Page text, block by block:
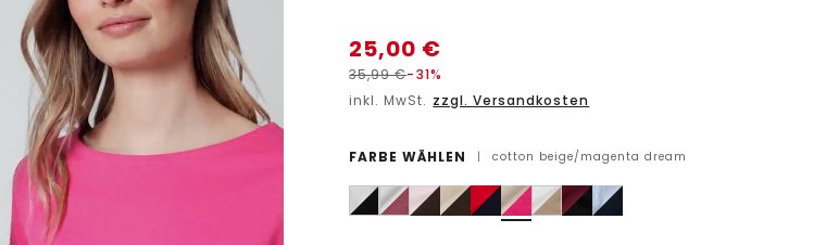
25,00 €
35,99€-31%
inkl. MwSt. zzgl. Versandkosten
FARBE WÄHLEN | cotton beige/magenta dream